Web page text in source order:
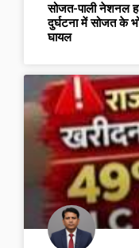
सोजत-पाली नेशनल
दुर्घटना में सोजत के
घायल